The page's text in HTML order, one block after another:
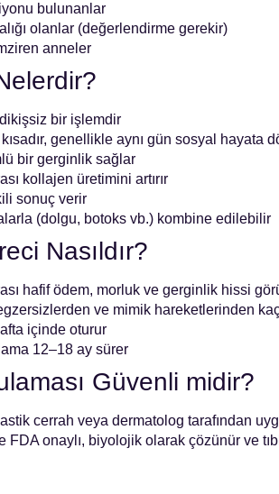
bulunanlar
olanlar (değerlendirme gerekir)
anneler
bir işlemdir
genellikle aynı gün sosyal hayata
bir gerginlik sağlar
kollajen üretimini artırır
sonuç verir
(dolgu, botoks vb.) kombine edilebilir
Nasıldır?
hafif ödem, morluk ve gerginlik hissi
ve mimik hareketlerinden
içinde oturur
12–18 ay sürer
Güvenli midir?
cerrah veya dermatolog tarafından
FDA onaylı, biyolojik olarak çözünür ve